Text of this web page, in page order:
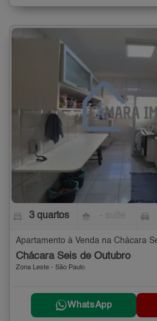
3 quartos
Chácara Seis de Outubro
Zona Leste - São Paulo
WhatsApp